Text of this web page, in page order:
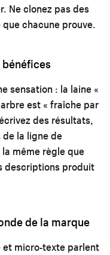
Ne clonez pas des
chacune prouve.
sensation : la laine «
est « fraîche par
des résultats,
la ligne de
même règle que
descriptions produit
de la marque
micro-texte parlent